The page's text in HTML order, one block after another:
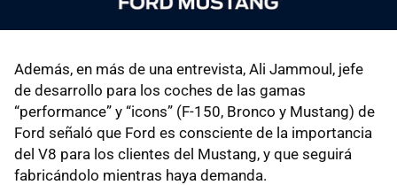
Además, en más de una entrevista, Ali Jammoul, jefe
de desarrollo para los coches de las gamas
“performance” y “icons” (F-150, Bronco y Mustang) de
Ford señaló que Ford es consciente de la importancia
del V8 para los clientes del Mustang, y que seguirá
fabricándolo mientras haya demanda.